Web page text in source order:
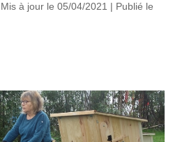
Mis à jour le 05/04/2021 | Publié le